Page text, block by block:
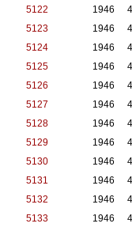
5122 1946
5123 1946
5124 1946
5125 1946
5126 1946
5127 1946
5128 1946
5129 1946
5130 1946
5131 1946
5132 1946
5133 1946